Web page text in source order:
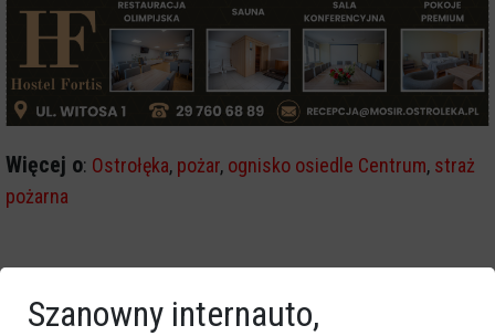
Więcej o: Ostrołęka, pożar, ognisko osiedle Centrum, straż
pożarna
Szanowny internauto,